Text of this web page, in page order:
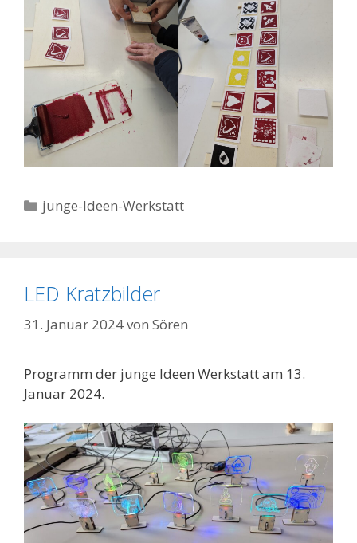
Kategorien
junge-Ideen-Werkstatt
LED Kratzbilder
31. Januar 2024von Sören
Programm der junge Ideen Werkstatt am 13.
Januar 2024.